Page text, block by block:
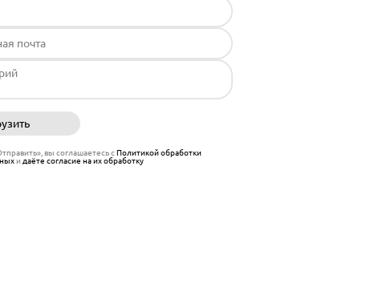
вы соглашаетесь сПолитикой обработки
и даёте согласие на их обработку